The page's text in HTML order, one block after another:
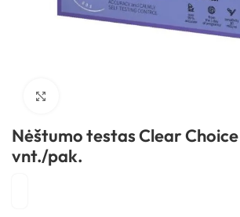
Nėštumo testas Clear Choice
vnt./pak.